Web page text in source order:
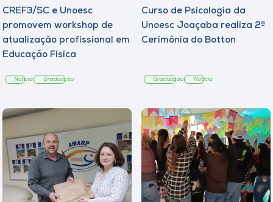
CREF3/SC e Unoesc
promovem workshop de
atualização profissional em
Educação Física
Notícia Graduação
Curso de Psicologia da
Unoesc Joaçaba realiza 2ª
Cerimônia do Botton
Graduação Notícia